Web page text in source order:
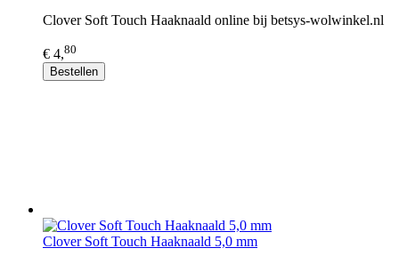
Clover Soft Touch Haaknaald online bij betsys-wolwinkel.nl
€ 4,80
Bestellen
Clover Soft Touch Haaknaald 5,0 mm